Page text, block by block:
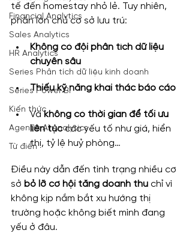
Financial Analytics
Sales Analytics
HR Analytics
Series Phân tích dữ liệu kinh doanh
Series Power BI
Kiến thức
Agentic AI Analytics
Từ điển
tế đến homestay nhỏ lẻ. Tuy nhiên,
phần lớn chủ cơ sở lưu trú:
Không có đội phân tích dữ liệu
chuyên sâu
Thiếu kỹ năng khai thác báo cáo
Và không có thời gian để tối ưu
liên tục các yếu tố như giá, hiển
thị, tỷ lệ huỷ phòng…
Điều này dẫn đến tình trạng nhiều cơ
sở bỏ lỡ cơ hội tăng doanh thu chỉ vì
không kịp nắm bắt xu hướng thị
trường hoặc không biết mình đang
yếu ở đâu.